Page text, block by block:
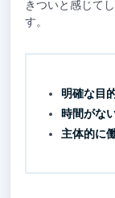
きついと感じて
す。
明確な目
時間がな
主体的に